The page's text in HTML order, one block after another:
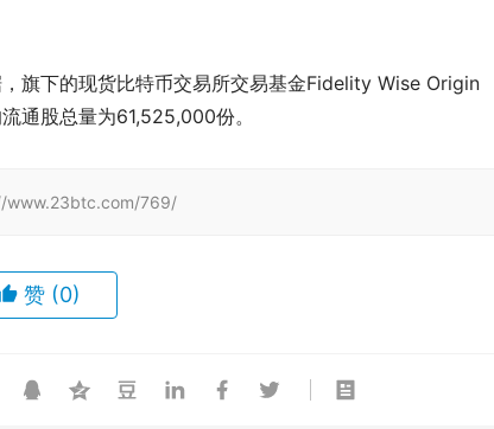
旗下的现货比特币交易所交易基金Fidelity Wise Origin
通股总量为61,525,000份。
www.23btc.com/769/
赞 (0)